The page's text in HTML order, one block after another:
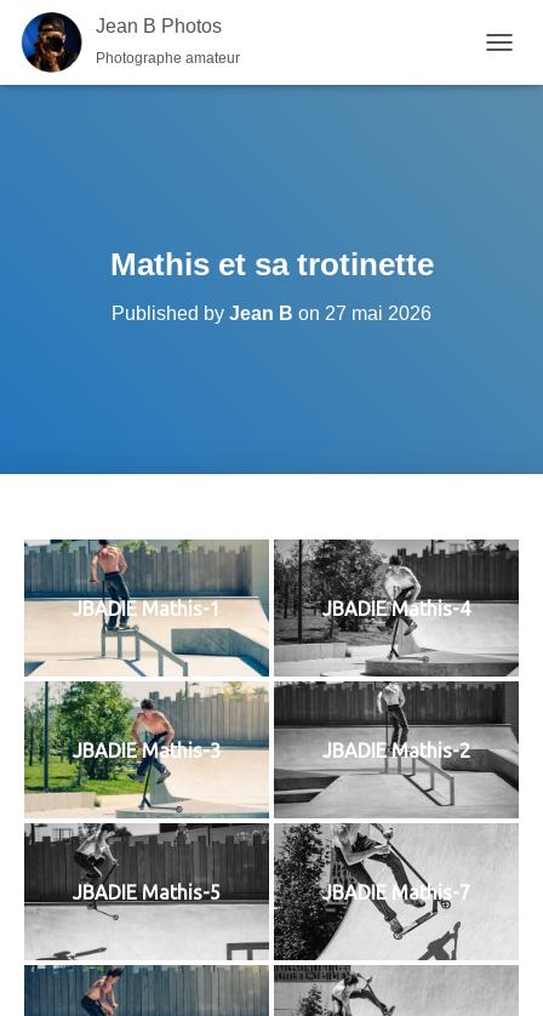
Jean B Photos
Photographe amateur
Mathis et sa trotinette
Published by Jean B on 27 mai 2026
JBADIE Mathis-1 JBADIE Mathis-4
JBADIE Mathis-3 JBADIE Mathis-2
JBADIE Mathis-5 JBADIE Mathis-7